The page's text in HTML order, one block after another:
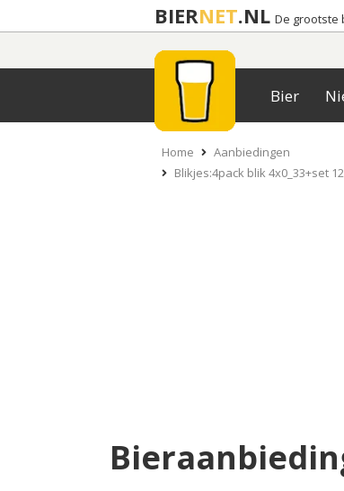
BIERNET.NL De grootste
Bier
Home
Aanbiedingen
Blikjes:4pack blik 4x0_33+set